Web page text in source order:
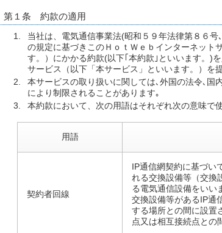
第１条 約款の適用
当社は、電気通信事業法(昭和５９年法律第８６
の規定に基づきこのＨｏｔＷｅｂインターネット
す。）にかかる約款(以下｢本約款｣といいます。)
サービス（以下「本サービス」といいます。）を
本サービスの取り扱いに関しては､外国の法令､国
により制限されることがあります｡
本約款において、次の用語はそれぞれ次の意味で
用語
契約者回線
IP通信網契約に基づい
れる交換設備等（交換
る電気通信設備をいい
交換設備等があるIP通
する場所との間に設置
点又は相互接続点との